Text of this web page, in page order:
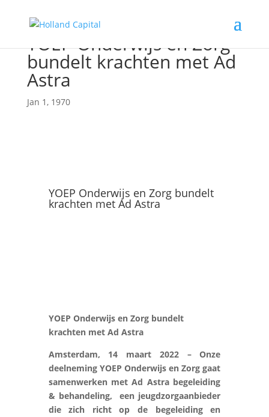
YOEP Onderwijs en Zorg
bundelt krachten met Ad
Astra
Jan 1, 1970
YOEP Onderwijs en Zorg bundelt
krachten met Ad Astra
YOEP Onderwijs en Zorg bundelt
krachten met Ad Astra
Amsterdam, 14 maart 2022 – Onze
deelneming YOEP Onderwijs en Zorg gaat
samenwerken met Ad Astra begeleiding
& behandeling, een jeugdzorgaanbieder
die zich richt op de begeleiding en